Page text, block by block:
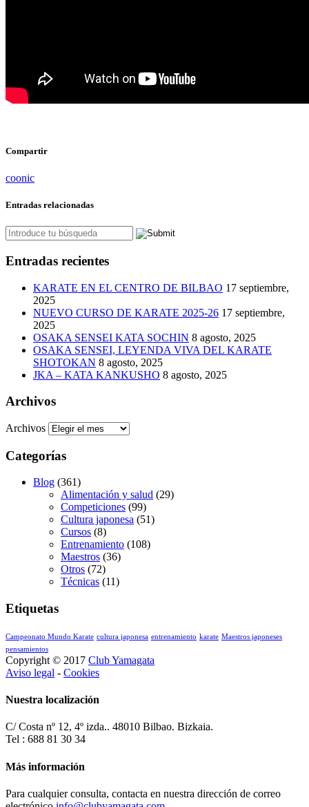
Compartir
coonic
Entradas relacionadas
Entradas recientes
KARATE EN EL CENTRO DE BILBAO 17 septiembre,
2025
NUEVO CURSO DE KARATE 2025-26 17 septiembre,
2025
OSAKA SENSEI KATA SOCHIN 8 agosto, 2025
OSAKA SENSEI, LEYENDA VIVA DEL KARATE
SHOTOKAN 8 agosto, 2025
JKA – KATA KANKUSHO 8 agosto, 2025
Archivos
Archivos
Categorías
Blog (361)
Alimentación y salud (29)
Competiciones (99)
Cultura japonesa (51)
Cursos (8)
Entrenamiento (108)
Maestros (36)
Otros (72)
Técnicas (11)
Etiquetas
Campeonato Mundo Karate cultura japonesa entrenamiento karate Maestros japoneses
pensamientos
Copyright © 2017 Club Yamagata
Aviso legal - Cookies
Nuestra localización
C/ Costa nº 12, 4º izda.. 48010 Bilbao. Bizkaia.
Tel : 688 81 30 34
Más información
Para cualquier consulta, contacta en nuestra dirección de correo